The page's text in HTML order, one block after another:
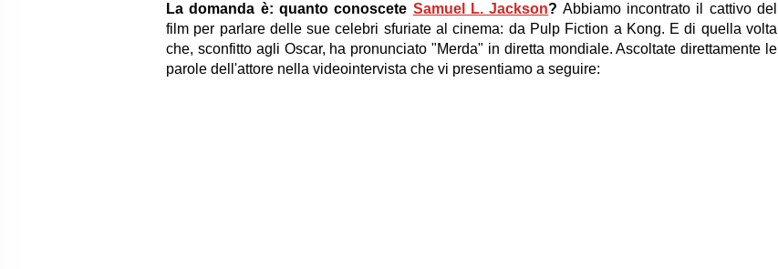
La domanda è: quanto conoscete Samuel L. Jackson? Abbiamo incontrato il cattivo del
film per parlare delle sue celebri sfuriate al cinema: da Pulp Fiction a Kong. E di quella volta
che, sconfitto agli Oscar, ha pronunciato "Merda" in diretta mondiale. Ascoltate direttamente le
parole dell'attore nella videointervista che vi presentiamo a seguire: